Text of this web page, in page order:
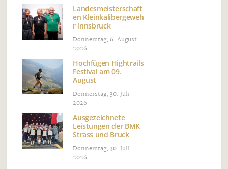
Landesmeisterschaft
en Kleinkalibergeweh
r Innsbruck
Donnerstag, 6. August
2026
Hochfügen Hightrails
Festival am 09.
August
Donnerstag, 30. Juli
2026
Ausgezeichnete
Leistungen der BMK
Strass und Bruck
Donnerstag, 30. Juli
2026